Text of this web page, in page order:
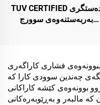
TUV CERTIFIED دەستگری
بەربەستنەوەی سوورج
سوورج SPDفشاری کاراگەری
چەندین سوودی کارا کە
بوونەوەی کێشە کاراکانی
مالبەر و بەڕێوبەرەکانی